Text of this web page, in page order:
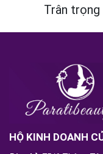
Trân trọng
HỘ KINH DOANH